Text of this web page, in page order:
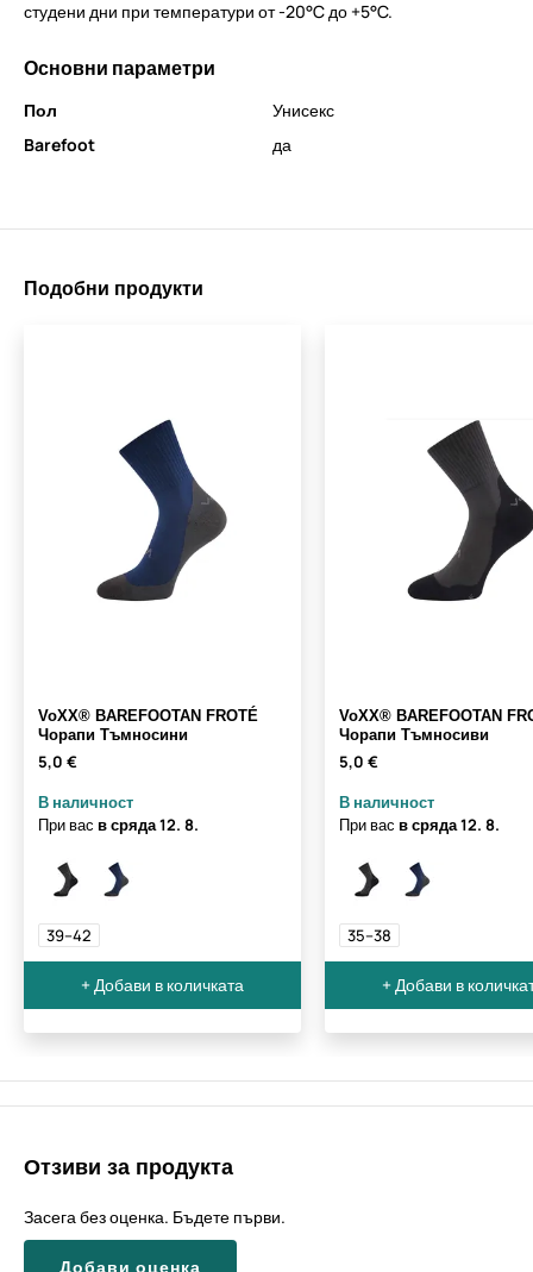
студени дни при температури от -20°C до +5°C.
Основни параметри
Пол
Унисекс
Barefoot
да
Подобни продукти
VoXX® BAREFOOTAN FROTÉ
Чорапи Тъмносини
5,0 €
В наличност
При вас в сряда12. 8.
39–42
+ Добави в количката
VoXX® BAREFOOTAN
Чорапи Тъмносиви
5,0 €
В наличност
При вас в сряда12. 8.
35–38
+ Добави в
Отзиви за продукта
Засега без оценка. Бъдете първи.
Добави оценка